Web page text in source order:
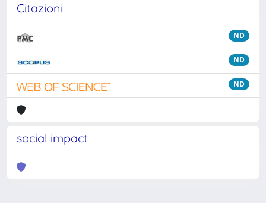
Citazioni
ND
ND
ND
social impact